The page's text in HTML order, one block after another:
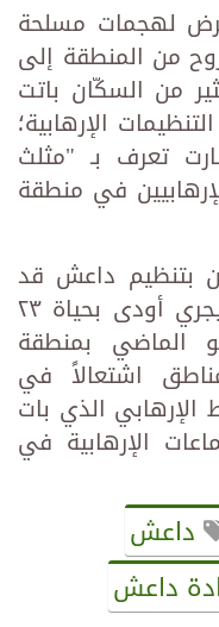
لهجمات مسلحة
من المنطقة إلى
من السكّان باتت
الإرهابية؛
تعرف بـ "مثلث
في منطقة
بتنظيم داعش قد
نصبوا كمينًا لقوات الجيش النيجري أودى بحياة ٢٣
الماضي بمنطقة
اشتعالاً في
الذي بات
الإرهابية في
داعش
داعش